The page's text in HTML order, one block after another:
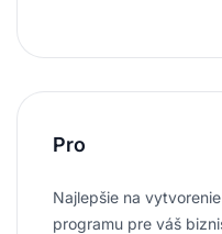
Pro
Najlepšie na
programu pre váš